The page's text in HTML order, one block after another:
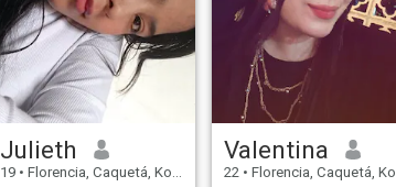
Julieth
19 • Florencia, Caquetá, Kolumbien
Valentina
22 • Florencia, Caquetá, Kolumbien